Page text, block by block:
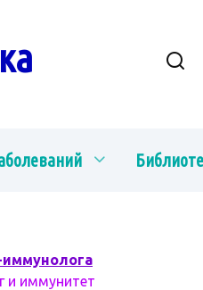
иммунолога
и иммунитет